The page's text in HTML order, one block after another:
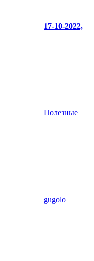
17-10-2022,
Полезные
gugolo